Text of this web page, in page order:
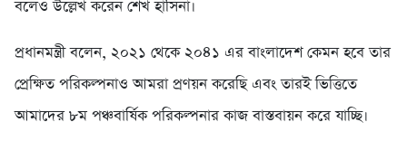
বলেও উল্লেখ করেন শেখ হাসিনা।
প্রধানমন্ত্রী বলেন, ২০২১ থেকে ২০৪১ এর বাংলাদেশ কেমন হবে তার
প্রেক্ষিত পরিকল্পনাও আমরা প্রণয়ন করেছি এবং তারই ভিত্তিতে
আমাদের ৮ম পঞ্চবার্ষিক পরিকল্পনার কাজ বাস্তবায়ন করে যাচ্ছি।